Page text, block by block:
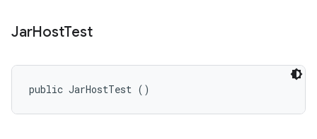
JarHostTest
public JarHostTest ()